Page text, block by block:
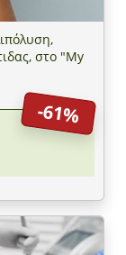
στο "My
-61%